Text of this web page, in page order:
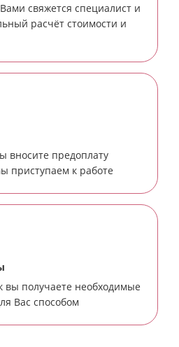
свяжется специалист и
расчёт стоимости и
вносите предоплату
приступаем к работе
вы получаете необходимые
Вас способом